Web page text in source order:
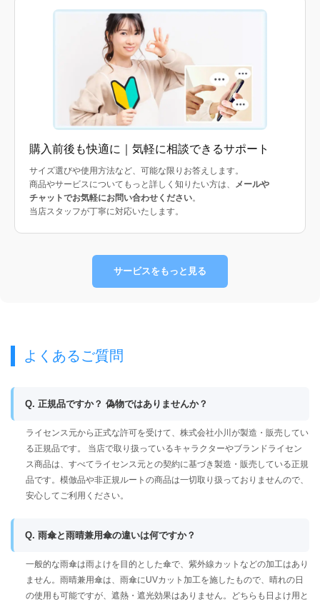
購入前後も快適に｜気軽に相談できるサポート
サイズ選びや使用方法など、可能な限りお答えします。
商品やサービスについてもっと詳しく知りたい方は、 メールや
チャットでお気軽にお問い合わせください。
当店スタッフが丁寧に対応いたします。
サービスをもっと見る
よくあるご質問
Q. 正規品ですか？ 偽物ではありませんか？
ライセンス元から正式な許可を受けて、株式会社小川が製造・販売してい
る正規品です。 当店で取り扱っているキャラクターやブランドライセン
ス商品は、すべてライセンス元との契約に基づき製造・販売している正規
品です。模倣品や非正規ルートの商品は一切取り扱っておりませんので、
安心してご利用ください。
Q. 雨傘と雨晴兼用傘の違いは何ですか？
一般的な雨傘は雨よけを目的とした傘で、紫外線カットなどの加工はあり
ません。雨晴兼用傘は、雨傘にUVカット加工を施したもので、晴れの日
の使用も可能ですが、遮熱・遮光効果はありません。どちらも日よけ用と